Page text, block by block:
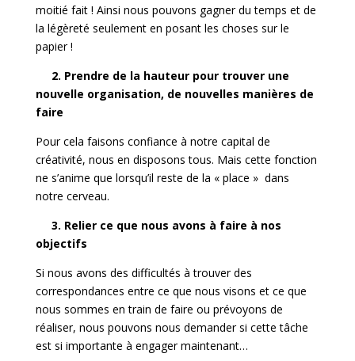
moitié fait ! Ainsi nous pouvons gagner du temps et de
la légèreté seulement en posant les choses sur le
papier !
2. Prendre de la hauteur pour trouver une
nouvelle organisation, de nouvelles manières de
faire
Pour cela faisons confiance à notre capital de
créativité, nous en disposons tous. Mais cette fonction
ne s’anime que lorsqu’il reste de la « place » dans
notre cerveau.
3. Relier ce que nous avons à faire à nos
objectifs
Si nous avons des difficultés à trouver des
correspondances entre ce que nous visons et ce que
nous sommes en train de faire ou prévoyons de
réaliser, nous pouvons nous demander si cette tâche
est si importante à engager maintenant…